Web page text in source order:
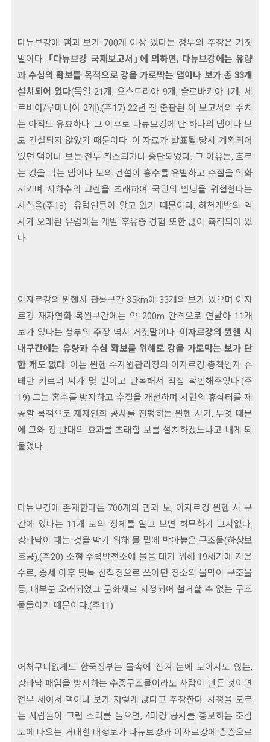
다뉴브강에 댐과 보가 700개 이상 있다는 정부의 주장은 거짓
말이다. ｢다뉴브강 국제보고서｣에 의하면, 다뉴브강에는 유량
과 수심의 확보를 목적으로 강을 가로막는 댐이나 보가 총 33개
설치되어 있다(독일 21개, 오스트리아 9개, 슬로바키아 1개, 세
르비아/루마니아 2개).(주17) 22년 전 출판된 이 보고서의 수치
는 아직도 유효하다. 그 이후로 다뉴브강에 단 하나의 댐이나 보
도 건설되지 않았기 때문이다. 이 자료가 발표될 당시 계획되어
있던 댐이나 보는 전부 취소되거나 중단되었다. 그 이유는, 흐르
는 강을 막는 댐이나 보의 건설이 홍수를 유발하고 수질을 악화
시키며 지하수의 교란을 초래하여 국민의 안녕을 위협한다는
사실을(주18) 유럽인들이 알고 있기 때문이다. 하천개발의 역
사가 오래된 유럽에는 개발 후유증 경험 또한 많이 축적되어 있
다.
이자르강의 뮌헨시 관통구간 35km에 33개의 보가 있으며 이자
르강 재자연화 복원구간에는 약 200m 간격으로 연달아 11개
보가 있다는 정부의 주장 역시 거짓말이다. 이자르강의 뮌헨 시
내구간에는 유량과 수심 확보를 위해로 강을 가로막는 보가 단
한 개도 없다. 이는 뮌헨 수자원관리청의 이자르강 총책임자 슈
테판 키르너 씨가 몇 번이고 반복해서 직접 확인해주었다.(주
19) 그는 홍수를 방지하고 수질을 개선하며 시민의 휴식터를 제
공할 목적으로 재자연화 공사를 진행하는 뮌헨 시가, 무엇 때문
에 그와 정 반대의 효과를 초래할 보를 설치하겠느냐고 내게 되
물었다.
다뉴브강에 존재한다는 700개의 댐과 보, 이자르강 뮌헨 시 구
간에 있다는 11개 보의 정체를 알고 보면 허무하기 그지없다.
강바닥이 패는 것을 막기 위해 물 밑에 박아놓은 구조물(하상보
호공),(주20) 소형 수력발전소에 물을 대기 위해 19세기에 지은
수로, 중세 이후 뗏목 선착장으로 쓰이던 장소의 물막이 구조물
등, 대부분 오래되었고 문화재로 지정되어 철거할 수 없는 구조
물들이기 때문이다.(주11)
어처구니없게도 한국정부는 물속에 잠겨 눈에 보이지도 않는,
강바닥 패임을 방지하는 수중구조물이라도 사람이 만든 것이면
전부 세어서 댐이나 보가 저렇게 많다고 주장한다. 사정을 모르
는 사람들이 그런 소리를 들으면, 4대강 공사를 홍보하는 조감
도에 나오는 거대한 대형보가 다뉴브강과 이자르강에 층층으로